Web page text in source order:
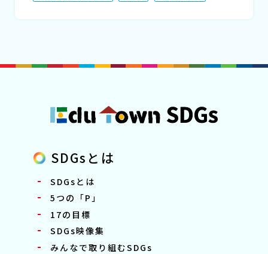
SDGsとは
SDGsとは
5つの「P」
17の目標
SDGs映像集
みんなで取り組むSDGs